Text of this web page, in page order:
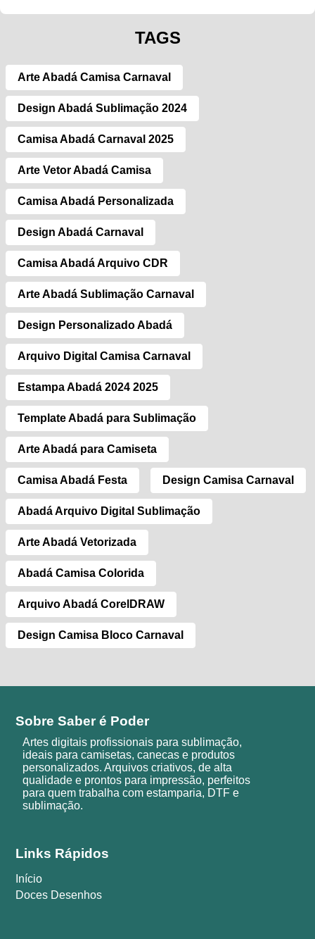
TAGS
Arte Abadá Camisa Carnaval
Design Abadá Sublimação 2024
Camisa Abadá Carnaval 2025
Arte Vetor Abadá Camisa
Camisa Abadá Personalizada
Design Abadá Carnaval
Camisa Abadá Arquivo CDR
Arte Abadá Sublimação Carnaval
Design Personalizado Abadá
Arquivo Digital Camisa Carnaval
Estampa Abadá 2024 2025
Template Abadá para Sublimação
Arte Abadá para Camiseta
Camisa Abadá Festa Design Camisa Carnaval
Abadá Arquivo Digital Sublimação
Arte Abadá Vetorizada
Abadá Camisa Colorida
Arquivo Abadá CorelDRAW
Design Camisa Bloco Carnaval
Sobre Saber é Poder
Artes digitais profissionais para sublimação,
ideais para camisetas, canecas e produtos
personalizados. Arquivos criativos, de alta
qualidade e prontos para impressão, perfeitos
para quem trabalha com estamparia, DTF e
sublimação.
Links Rápidos
Início
Doces Desenhos